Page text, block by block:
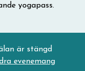
yogapass.
är stängd
evenemang